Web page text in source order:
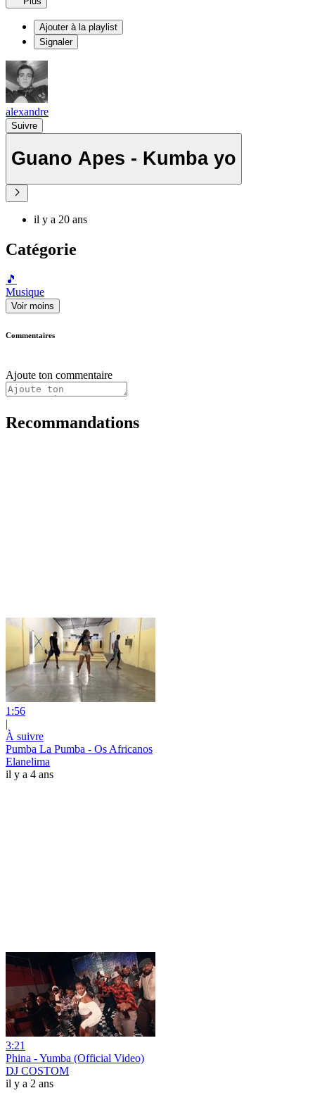
Ajouter à la playlist
Signaler
alexandre
Suivre
Guano Apes - Kumba yo
il y a 20 ans
Catégorie
🎵
Musique
Voir moins
Commentaires
Ajoute ton commentaire
Recommandations
1:56
|
À suivre
Pumba La Pumba - Os Africanos
Elanelima
il y a 4 ans
3:21
Phina - Yumba (Official Video)
DJ COSTOM
il y a 2 ans